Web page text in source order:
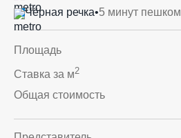
Чёрная речка•5 минут пешком
Площадь
Ставка за м2
Общая стоимость